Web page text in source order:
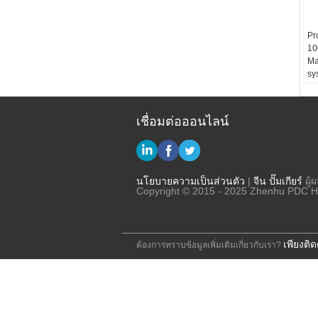
เชื่อมต่อออนไลน์
นโยบายความเป็นส่วนตัว | จีน ปั๊มเกียร์ ผู้
Copyright © 2015 - 2025 Zhenhu PDC
ต้องการทราบข้อมูลเพิ่มเติมเกี่ยวกับเรา? เพียงติ